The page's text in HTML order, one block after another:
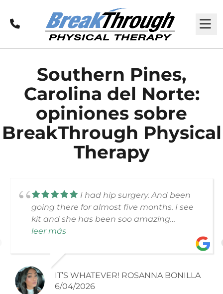
Llamar
Southern Pines,
Carolina del Norte:
opiniones sobre
BreakThrough Physical
Therapy
I had hip surgery. And been
going there for almost five months. I see
kit and she has been soo amazing
through the whole process. 10 out of 10. All
people. Thank you for all the help you
have done.
leer más
IT’S WHATEVER! ROSANNA BONILLA
6/04/2026